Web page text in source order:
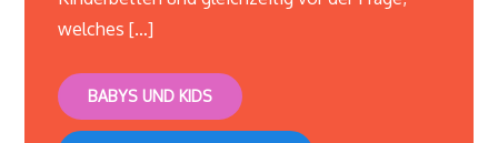
welches […]
BABYS UND KIDS